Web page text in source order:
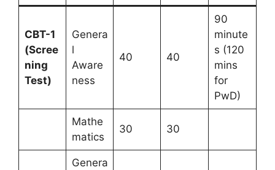
CBT-1
(Scree
ning
Test)
Genera
l
Aware
ness
40 40
90
minute
s (120
mins
for
PwD)
Mathe
matics
30 30
Genera